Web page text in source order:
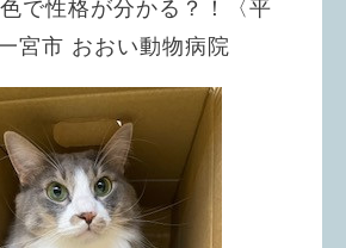
で性格が分かる？！〈平
宮市 おおい動物病院